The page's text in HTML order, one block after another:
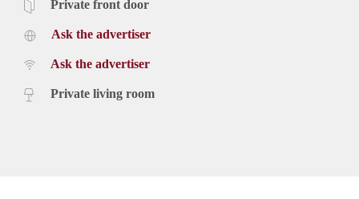
Private front door
Ask the advertiser
Ask the advertiser
Private living room